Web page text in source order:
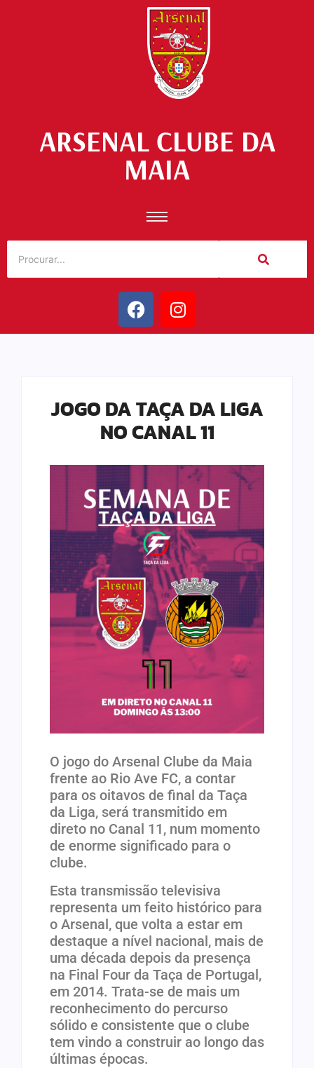
ARSENAL CLUBE DA
MAIA
JOGO DA TAÇA DA LIGA
NO CANAL 11
O jogo do Arsenal Clube da Maia
frente ao Rio Ave FC, a contar
para os oitavos de final da Taça
da Liga, será transmitido em
direto no Canal 11, num momento
de enorme significado para o
clube.
Esta transmissão televisiva
representa um feito histórico para
o Arsenal, que volta a estar em
destaque a nível nacional, mais de
uma década depois da presença
na Final Four da Taça de Portugal,
em 2014. Trata-se de mais um
reconhecimento do percurso
sólido e consistente que o clube
tem vindo a construir ao longo das
últimas épocas.